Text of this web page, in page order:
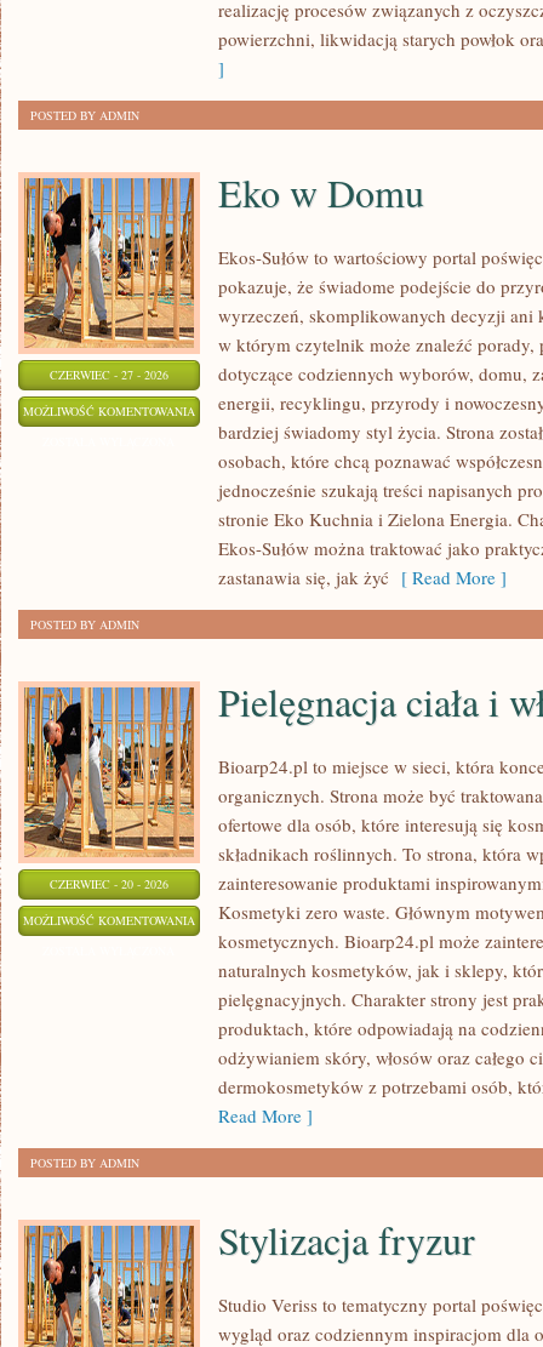
realizację procesów związanych z
powierzchni, likwidacją starych powłok
]
POSTED BY ADMIN
CZERWIEC - 27 - 2026
MOŻLIWOŚĆ KOMENTOWANIA
DOMU
Eko w Domu
Ekos-Sułów to wartościowy portal
pokazuje, że świadome podejście do
wyrzeczeń, skomplikowanych decyzji ani
w którym czytelnik może znaleźć porady,
dotyczące codziennych wyborów, domu,
energii, recyklingu, przyrody i
bardziej świadomy styl życia. Strona
osobach, które chcą poznawać
jednocześnie szukają treści napisanych
stronie Eko Kuchnia i Zielona Energia.
Ekos-Sułów można traktować jako
zastanawia się, jak żyć [ Read More ]
POSTED BY ADMIN
CZERWIEC - 20 - 2026
MOŻLIWOŚĆ KOMENTOWANIA PIELĘGNACJA
CIAŁA
WŁOSÓW
Pielęgnacja ciała i
Bioarp24.pl to miejsce w sieci, która
organicznych. Strona może być
ofertowe dla osób, które interesują się
składnikach roślinnych. To strona, która
zainteresowanie produktami
Kosmetyki zero waste. Głównym
kosmetycznych. Bioarp24.pl może
naturalnych kosmetyków, jak i sklepy,
pielęgnacyjnych. Charakter strony jest
produktach, które odpowiadają na
odżywianiem skóry, włosów oraz całego
dermokosmetyków z potrzebami osób,
Read More ]
POSTED BY ADMIN
Stylizacja fryzur
Studio Veriss to tematyczny portal
wygląd oraz codziennym inspiracjom dla